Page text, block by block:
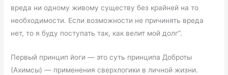
вреда ни одному живому существу без крайней на то
необходимости. Если возможности не причинять вреда
нет, то я буду поступать так, как велит мой долг”.
Первый принцип йоги — это суть принципа Доброты
(Ахимсы) — применения сверхлогики в личной жизни.